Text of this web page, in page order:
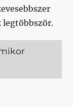
legtöbbször.